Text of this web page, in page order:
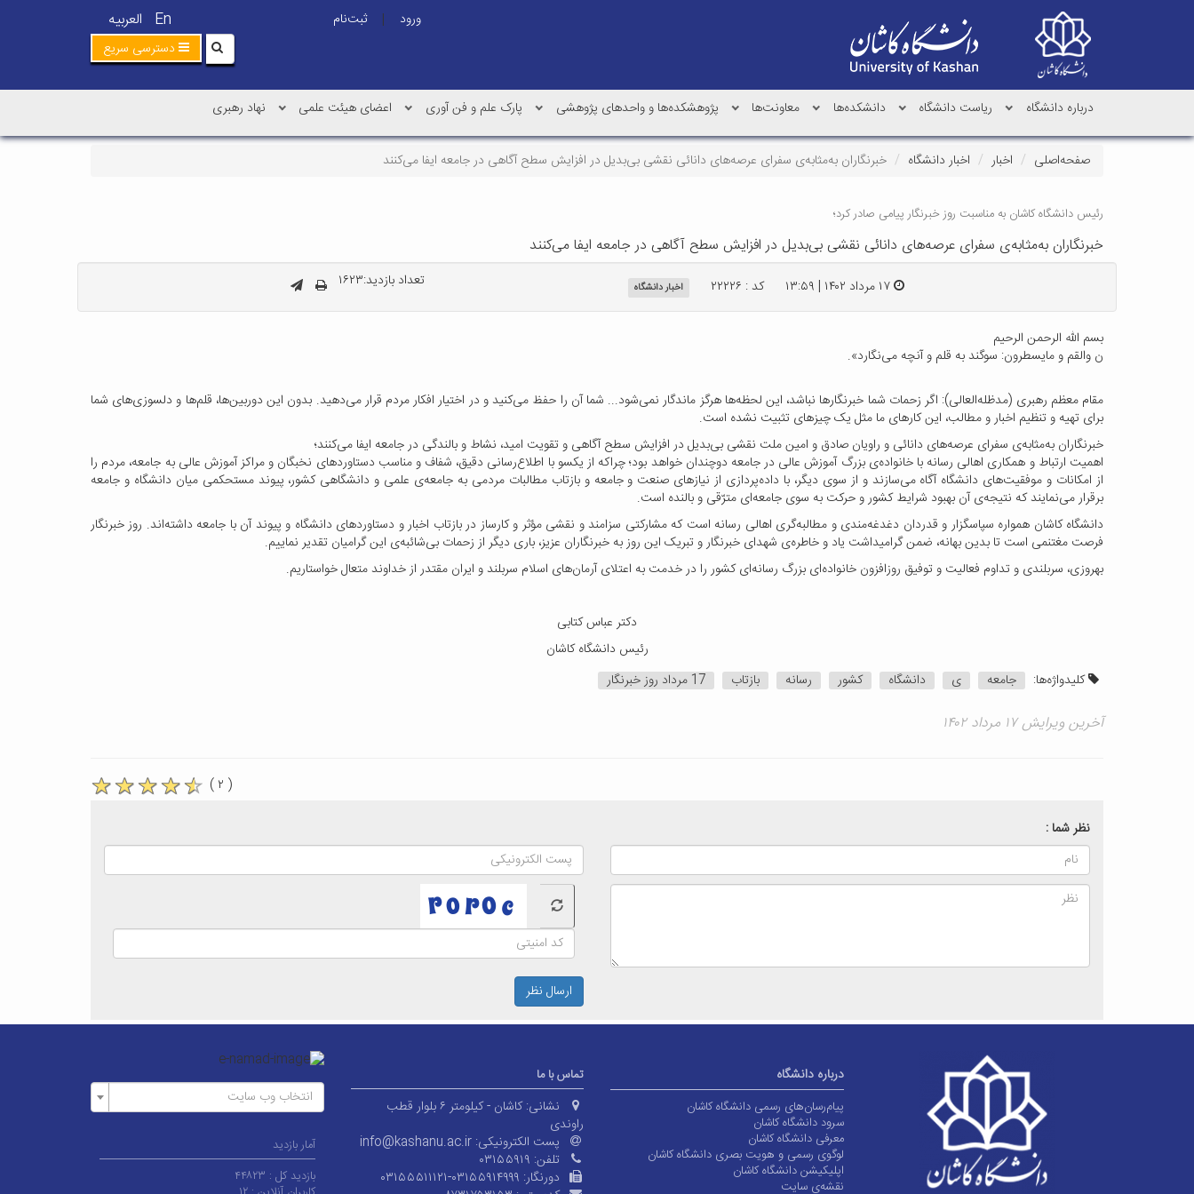
En العربیه ورود |
ثبت‌نام
دسترسی سریع
درباره دانشگاه ریاست دانشگاه دانشکده‌ها معاونت‌ها پژوهشکده‌ها و واحدهای پژوهشی پارک علم و فن آوری اعضای هیئت علمی نهاد رهبری
صفحه‌اصلی اخبار اخبار دانشگاه خبرنگاران به‌مثابه‌ی سفرای عرصه‌های دانائی نقشی بی‌بدیل در افزایش سطح آگاهی در جامعه ایفا می‌کنند
رئیس دانشگاه کاشان به مناسبت روز خبرنگار پیامی صادر کرد؛
خبرنگاران به‌مثابه‌ی سفرای عرصه‌های دانائی نقشی بی‌بدیل در افزایش سطح آگاهی در جامعه ایفا می‌کنند
۱۷ مرداد ۱۴۰۲ | ۱۳:۵۹ کد : ۲۲۲۲۶ اخبار دانشگاه تعداد بازدید:۱۶۲۳
بسم الله الرحمن الرحیم
ن والقم و مایسطرون: سوگند به قلم و آنچه می‌نگارد».
مقام معظم رهبری (مدظله‌العالی): اگر زحمات شما خبرنگارها نباشد، این لحظه‌ها هرگز ماندگار نمی‌شود... شما آن را حفظ می‌کنید و در اختیار افکار مردم قرار می‌دهید. بدون این دوربین‌ها، قلم‌ها و دلسوزی‌های شما
برای تهیه و تنظیم اخبار و مطالب، این کارهای ما مثل یک چیزهای تثبیت نشده است.
خبرنگاران به‌مثابه‌ی سفرای عرصه‌های دانائی و راویان صادق و امین ملت نقشی بی‌بدیل در افزایش سطح آگاهی و تقویت امید، نشاط و بالندگی در جامعه ایفا می‌کنند؛
اهمیت ارتباط و همکاری اهالی رسانه با خانواده‌ی بزرگ آموزش عالی در جامعه دوچندان خواهد بود؛ چراکه از یکسو با اطلاع‌رسانی دقیق، شفاف و مناسب دستاورد‌های نخبگان و مراکز آموزش عالی به جامعه، مردم را
از امکانات و موفقیت‌های دانشگاه آگاه می‌سازند و از سوی دیگر، با داده‌پردازی از نیازهای صنعت و جامعه و بازتاب مطالبات مردمی به جامعه‌ی علمی و دانشگاهی کشور، پیوند مستحکمی میان دانشگاه و جامعه
برقرار می‌نمایند که نتیجه‌ی آن بهبود شرایط کشور و حرکت به سوی جامعه‌ای مترّقی و بالنده است.
دانشگاه کاشان همواره سپاسگزار و قدردان دغدغه‌مندی و مطالبه‌گری اهالی رسانه است که مشارکتی سزامند و نقشی مؤثر و کارساز در بازتاب اخبار و دستاوردهای دانشگاه و پیوند آن با جامعه داشته‌اند. روز خبرنگار
فرصت مغتنمی است تا بدین‌ بهانه، ضمن گرامیداشت یاد و خاطره‌ی شهدای خبرنگار و تبریک این روز به خبرنگاران عزیز، باری دیگر از زحمات بی‌شائبه‌ی این گرامیان تقدیر نماییم.
بهروزی، سربلندی و تداوم فعالیت و توفیق روزافزون خانواده‌ای بزرگ رسانه‌ای کشور را در خدمت به اعتلای آرمان‌های اسلام سربلند و ایران مقتدر از خداوند متعال خواستاریم.
دکتر عباس کتابی
رئیس دانشگاه کاشان
کلیدواژه‌ها:
جامعه ی دانشگاه کشور رسانه بازتاب 17 مرداد روز خبرنگار
آخرین ویرایش ۱۷ مرداد ۱۴۰۲
( ۲ )
نظر شما :
ارسال نظر
درباره دانشگاه
پیام‌رسان‌های رسمی دانشگاه کاشان
سرود دانشگاه کاشان
معرفی دانشگاه کاشان
لوگوی رسمی و هویت بصری دانشگاه کاشان
اپلیکیشن دانشگاه کاشان
نقشه‌ی سایت
تماس با ما
نشانی:
کاشان - کیلومتر ۶ بلوار قطب
راوندی
پست الکترونیکی: info@kashanu.ac.ir
تلفن: ۰۳۱۵۵۹۱۹
دورنگار: ۰۳۱۵۵۵۱۱۱۲۱-۰۳۱۵۵۹۱۴۹۹۹
انتخاب وب سایت
آمار بازدید
بازدید کل : ۴۴۸۲۳